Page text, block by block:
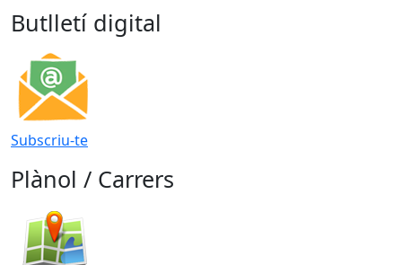
Butlletí digital
Subscriu-te
Plànol / Carrers